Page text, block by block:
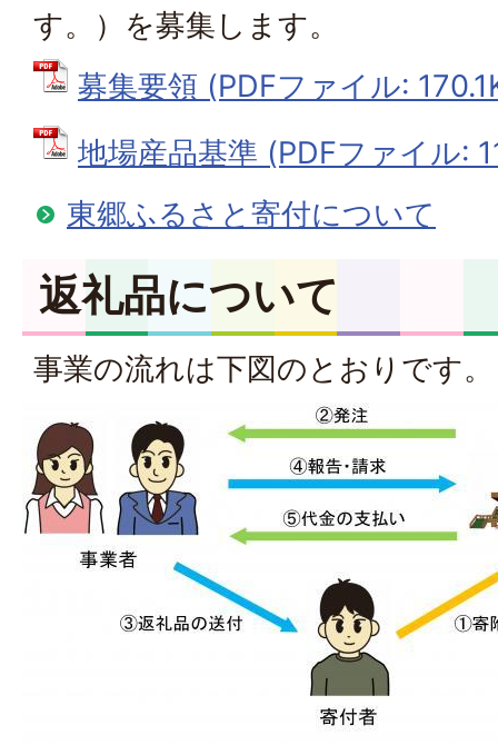
す。）を募集します。
募集要領 (PDFファイル:
地場産品基準 (PDFファイル:
東郷ふるさと寄付について
返礼品について
事業の流れは下図のとおりです。